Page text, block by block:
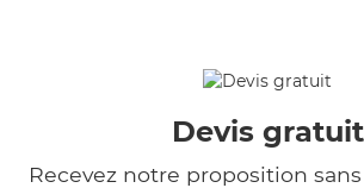
Devis gratuit
Recevez notre proposition